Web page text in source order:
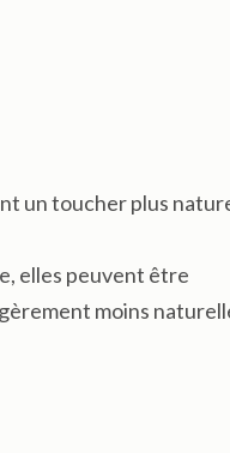
un toucher plus
elles peuvent être
moins